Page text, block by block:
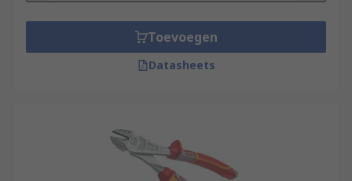
Toevoegen
Datasheets